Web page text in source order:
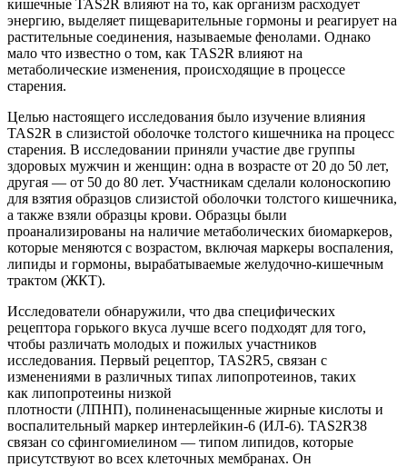
кишечные TAS2R влияют на то, как организм расходует
энергию, выделяет пищеварительные гормоны и реагирует на
растительные соединения, называемые фенолами. Однако
мало что известно о том, как TAS2R влияют на
метаболические изменения, происходящие в процессе
старения.
Целью настоящего исследования было изучение влияния
TAS2R в слизистой оболочке толстого кишечника на процесс
старения. В исследовании приняли участие две группы
здоровых мужчин и женщин: одна в возрасте от 20 до 50 лет,
другая — от 50 до 80 лет. Участникам сделали колоноскопию
для взятия образцов слизистой оболочки толстого кишечника,
а также взяли образцы крови. Образцы были
проанализированы на наличие метаболических биомаркеров,
которые меняются с возрастом, включая маркеры воспаления,
липиды и гормоны, вырабатываемые желудочно-кишечным
трактом (ЖКТ).
Исследователи обнаружили, что два специфических
рецептора горького вкуса лучше всего подходят для того,
чтобы различать молодых и пожилых участников
исследования. Первый рецептор, TAS2R5, связан с
изменениями в различных типах липопротеинов, таких
как липопротеины низкой
плотности (ЛПНП), полиненасыщенные жирные кислоты и
воспалительный маркер интерлейкин-6 (ИЛ-6). TAS2R38
связан со сфингомиелином — типом липидов, которые
присутствуют во всех клеточных мембранах. Он